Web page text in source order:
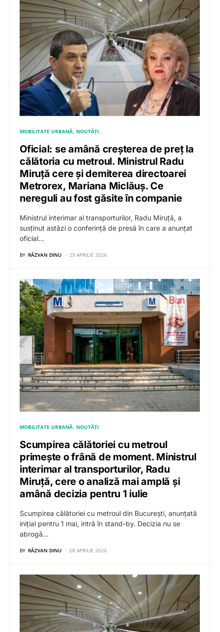
MOBILITATE URBANĂ NOUTĂȚI
Oficial: se amână creșterea de preț la
călătoria cu metroul. Ministrul Radu
Miruță cere și demiterea directoarei
Metrorex, Mariana Miclăuș. Ce
nereguli au fost găsite în companie
Ministrul interimar al transporturilor, Radu Miruță, a
susținut astăzi o conferință de presă în care a anunțat
oficial…
BY RĂZVAN DINU 29 APRILIE 2026
MOBILITATE URBANĂ NOUTĂȚI
Scumpirea călătoriei cu metroul
primește o frână de moment. Ministrul
interimar al transporturilor, Radu
Miruță, cere o analiză mai amplă și
amână decizia pentru 1 iulie
Scumpirea călătoriei cu metroul din București, anunțată
inițial pentru 1 mai, intră în stand-by. Decizia nu se
abrogă…
BY RĂZVAN DINU 28 APRILIE 2026